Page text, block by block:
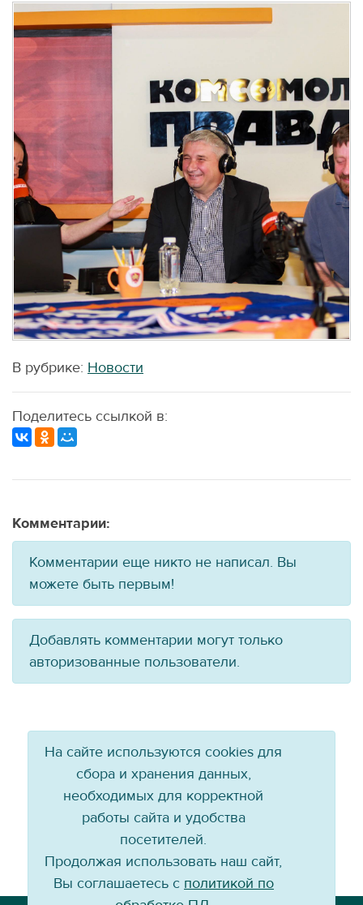
В рубрике: Новости
Поделитесь ссылкой в:
Комментарии:
Комментарии еще никто не написал. Вы
можете быть первым!
Добавлять комментарии могут только
авторизованные пользователи.
На сайте используются cookies для
сбора и хранения данных,
необходимых для корректной
работы сайта и удобства
посетителей.
Продолжая использовать наш сайт,
Вы соглашаетесь с политикой по